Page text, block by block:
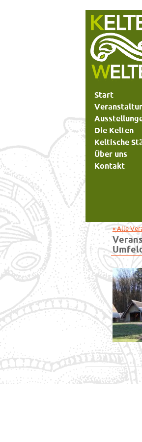
Start
Die Kelten
Keltische
Über uns
Kontakt
« Alle
Umfeld